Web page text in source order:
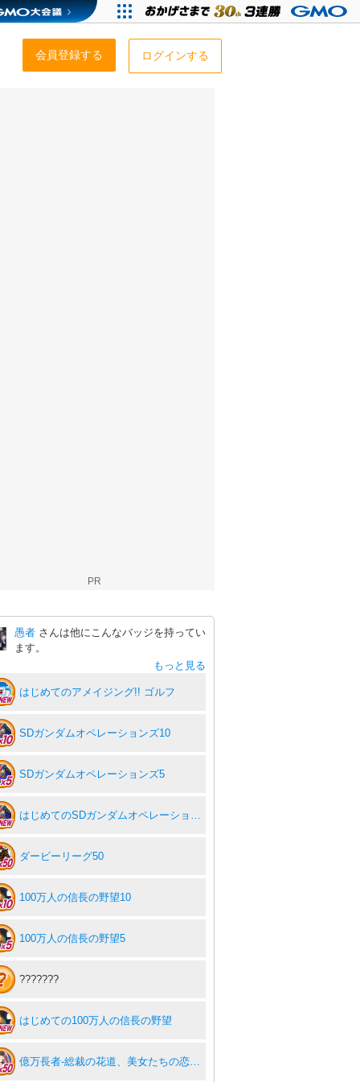
会員登録する ログインする
PR
愚者 さんは他にこんなバッジを持ってい
ます。
もっと見る
はじめてのアメイジング!! ゴルフ
SDガンダムオペレーションズ10
SDガンダムオペレーションズ5
はじめてのSDガンダムオペレーションズ
ダービーリーグ50
100万人の信長の野望10
100万人の信長の野望5
???????
はじめての100万人の信長の野望
億万長者-総裁の花道、美女たちの恋-50